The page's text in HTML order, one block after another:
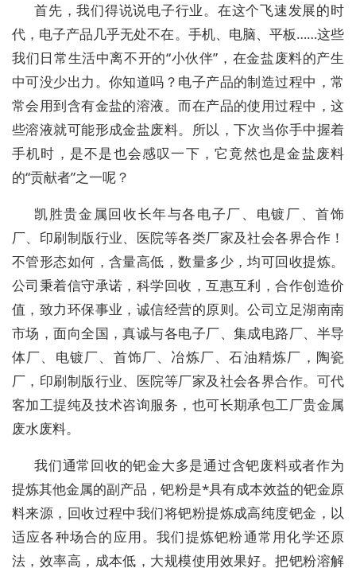
首先，我们得说说电子行业。在这个飞速发展的时
代，电子产品几乎无处不在。手机、电脑、平板……这些
我们日常生活中离不开的“小伙伴”，在金盐废料的产生
中可没少出力。你知道吗？电子产品的制造过程中，常
常会用到含有金盐的溶液。而在产品的使用过程中，这
些溶液就可能形成金盐废料。所以，下次当你手中握着
手机时，是不是也会感叹一下，它竟然也是金盐废料
的“贡献者”之一呢？
凯胜贵金属回收长年与各电子厂、电镀厂、首饰
厂、印刷制版行业、医院等各类厂家及社会各界合作！
不管形态如何，含量高低，数量多少，均可回收提炼。
公司秉着信守承诺，科学回收，互惠互利，合作创造价
值，致力环保事业，诚信经营的原则。公司立足湖南南
市场，面向全国，真诚与各电子厂、集成电路厂、半导
体厂、电镀厂、首饰厂、冶炼厂、石油精炼厂，陶瓷
厂，印刷制版行业、医院等厂家及社会各界合作。可代
客加工提纯及技术咨询服务，也可长期承包工厂贵金属
废水废料。
我们通常回收的钯金大多是通过含钯废料或者作为
提炼其他金属的副产品，钯粉是*具有成本效益的钯金原
料来源，回收过程中我们将钯粉提炼成高纯度钯金，以
适应各种场合的应用。我们提炼钯粉通常用化学还原
法，效率高，成本低，大规模使用效果好。把钯粉溶解